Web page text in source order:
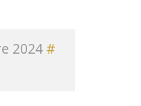
2024#